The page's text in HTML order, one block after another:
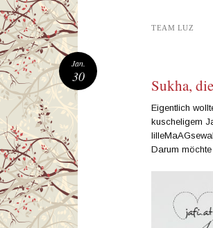
TEAM LUZ
Sukha,
Eigentlich
kuscheligem
Darum
Jan.
30